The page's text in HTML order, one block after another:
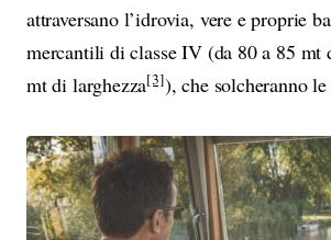
attraversano l’idrovia, vere e proprie
mercantili di classe IV (da 80 a 85 mt
mt di larghezza[3]), che solcheranno le